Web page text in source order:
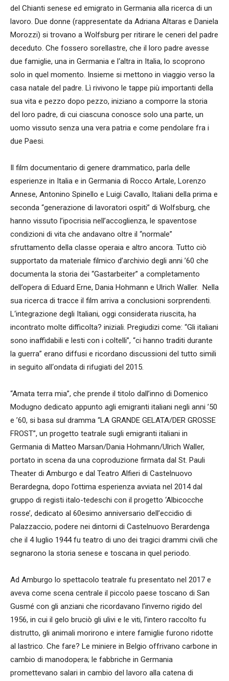
del Chianti senese ed emigrato in Germania alla ricerca di un
lavoro. Due donne (rappresentate da Adriana Altaras e Daniela
Morozzi) si trovano a Wolfsburg per ritirare le ceneri del padre
deceduto. Che fossero sorellastre, che il loro padre avesse
due famiglie, una in Germania e l‘altra in Italia, lo scoprono
solo in quel momento. Insieme si mettono in viaggio verso la
casa natale del padre. Lì rivivono le tappe più importanti della
sua vita e pezzo dopo pezzo, iniziano a comporre la storia
del loro padre, di cui ciascuna conosce solo una parte, un
uomo vissuto senza una vera patria e come pendolare fra i
due Paesi.
Il film documentario di genere drammatico, parla delle
esperienze in Italia e in Germania di Rocco Artale, Lorenzo
Annese, Antonino Spinello e Luigi Cavallo, Italiani della prima e
seconda “generazione di lavoratori ospiti” di Wolfsburg, che
hanno vissuto l’ipocrisia nell’accoglienza, le spaventose
condizioni di vita che andavano oltre il “normale”
sfruttamento della classe operaia e altro ancora. Tutto ciò
supportato da materiale filmico d’archivio degli anni ’60 che
documenta la storia dei “Gastarbeiter” a completamento
dell’opera di Eduard Erne, Dania Hohmann e Ulrich Waller. Nella
sua ricerca di tracce il film arriva a conclusioni sorprendenti.
L‘integrazione degli Italiani, oggi considerata riuscita, ha
incontrato molte difficolta? iniziali. Pregiudizi come: “Gli italiani
sono inaffidabili e lesti con i coltelli”, “ci hanno traditi durante
la guerra” erano diffusi e ricordano discussioni del tutto simili
in seguito all‘ondata di rifugiati del 2015.
“Amata terra mia”, che prende il titolo dall’inno di Domenico
Modugno dedicato appunto agli emigranti italiani negli anni ’50
e ’60, si basa sul dramma “LA GRANDE GELATA/DER GROSSE
FROST”, un progetto teatrale sugli emigranti italiani in
Germania di Matteo Marsan/Dania Hohmann/Ulrich Waller,
portato in scena da una coproduzione firmata dal St. Pauli
Theater di Amburgo e dal Teatro Alfieri di Castelnuovo
Berardegna, dopo l’ottima esperienza avviata nel 2014 dal
gruppo di registi italo-tedeschi con il progetto ‘Albicocche
rosse’, dedicato al 60esimo anniversario dell’eccidio di
Palazzaccio, podere nei dintorni di Castelnuovo Berardenga
che il 4 luglio 1944 fu teatro di uno dei tragici drammi civili che
segnarono la storia senese e toscana in quel periodo.
Ad Amburgo lo spettacolo teatrale fu presentato nel 2017 e
aveva come scena centrale il piccolo paese toscano di San
Gusmé con gli anziani che ricordavano l’inverno rigido del
1956, in cui il gelo bruciò gli ulivi e le viti, l’intero raccolto fu
distrutto, gli animali morirono e intere famiglie furono ridotte
al lastrico. Che fare? Le miniere in Belgio offrivano carbone in
cambio di manodopera; le fabbriche in Germania
promettevano salari in cambio del lavoro alla catena di